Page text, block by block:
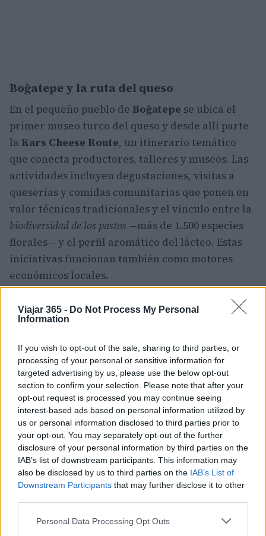
Viajar 365 - Do Not Process My Personal
Information
If you wish to opt-out of the sale, sharing to third parties, or
processing of your personal or sensitive information for
targeted advertising by us, please use the below opt-out
section to confirm your selection. Please note that after your
opt-out request is processed you may continue seeing
interest-based ads based on personal information utilized by
us or personal information disclosed to third parties prior to
your opt-out. You may separately opt-out of the further
disclosure of your personal information by third parties on the
IAB’s list of downstream participants. This information may
also be disclosed by us to third parties on the IAB’s List of
Downstream Participants that may further disclose it to other
Please note that this website/app uses one or more Google
Personal Data Processing Opt Outs
Boğatepe y la ruta del queso
En el pequeño pueblo de Boğatepe se ubica el
primer museo turco del queso y desde allí parte
la Kars Cheese Route, un itinerario temático
que conecta productores, talleres y museos. Las
actividades incluyen degustaciones, visitas a
queserías y comidas comunitarias que ponen en
valor técnicas tradicionales y el vínculo entre la
biodiversidad de los pastos —más de 1.500 especies
florales— y el perfil aromático del lácteo. Estas
iniciativas funcionan también como motores
económicos locales.
Sostenibilidad y experiencia a bordo
una alternativa de menor impacto ambiental en
comparación con el transporte aéreo: maximiza
la observación del territorio sin la aceleración
típica de otros medios. El tren cuenta con
carrozas cama, unvagón restaurantey zonas
comunes para socializar. Además, las propuestas
en torno a lavalorización de productos localesy la
coordinación entre productores y operadores
turísticos constituyen un enfoque orientado a la
En conjunto, esta experiencia fusiona movilidad